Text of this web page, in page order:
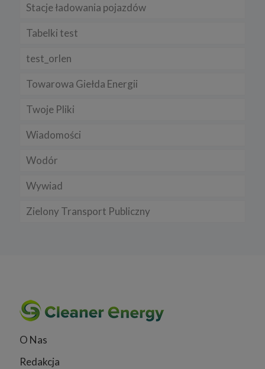
Stacje ładowania pojazdów
Tabelki test
test_orlen
Towarowa Giełda Energii
Twoje Pliki
Wiadomości
Wodór
Wywiad
Zielony Transport Publiczny
O Nas
Redakcja